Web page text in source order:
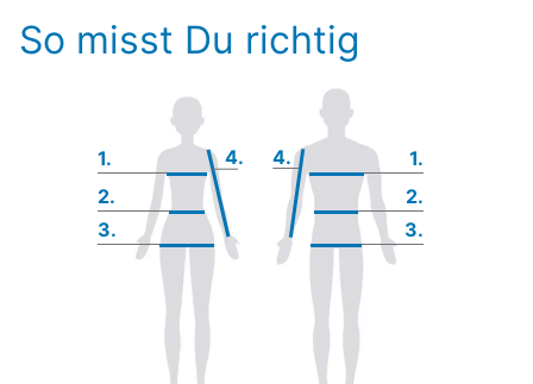
So misst Du richtig
1.
1.
2.
2.
3.
3.
4. 4.